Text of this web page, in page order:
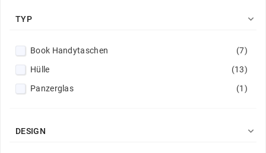
TYP 
Book Handytaschen
(7)
Hülle
(13)
Panzerglas
(1)
DESIGN 